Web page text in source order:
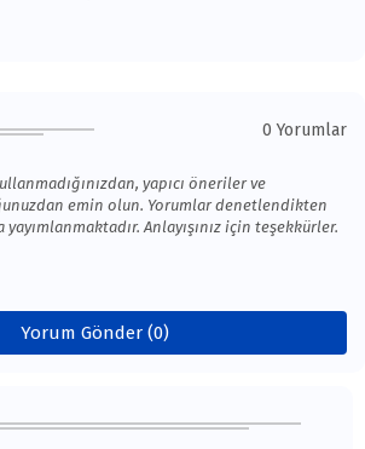
0 Yorumlar
yapıcı öneriler ve
emin olun. Yorumlar denetlendikten
Anlayışınız için teşekkürler.
Yorum Gönder (0)